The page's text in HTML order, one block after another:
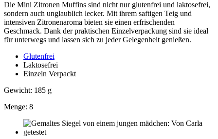
Die Mini Zitronen Muffins sind nicht nur glutenfrei und laktosefrei,
sondern auch unglaublich lecker. Mit ihrem saftigen Teig und
intensiven Zitronenaroma bieten sie einen erfrischenden
Geschmack. Dank der praktischen Einzelverpackung sind sie ideal
für unterwegs und lassen sich zu jeder Gelegenheit genießen.
Glutenfrei
Laktosefrei
Einzeln Verpackt
Gewicht: 185 g
Menge: 8